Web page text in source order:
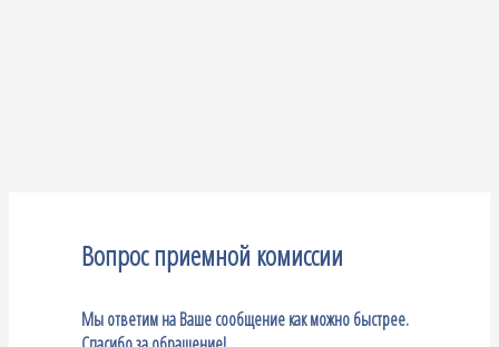
Вопрос приемной комиссии
Мы ответим на Ваше сообщение как можно быстрее.